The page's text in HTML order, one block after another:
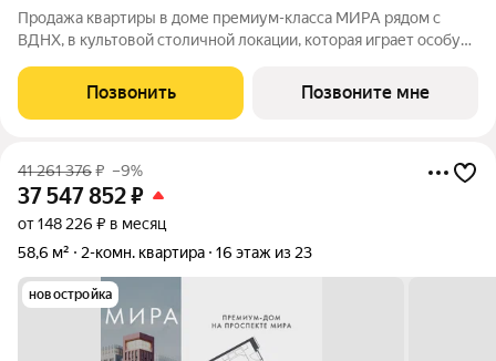
Продажа квартиры в доме премиум-класса МИРА рядом с
ВДНХ, в культовой столичной локации, которая играет особую
квартира площадью 58.29 м расположена в корпусе 3, на 3
этаже 24 этажного дома.
Позвонить Позвоните мне
41 261 376₽ –9%
37 547 852₽
от 148 226 ₽ в месяц
58,6 м²
2-комн. квартира 16 этаж из 23
новостройка